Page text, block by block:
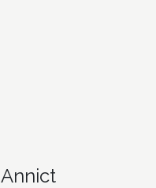
Annict